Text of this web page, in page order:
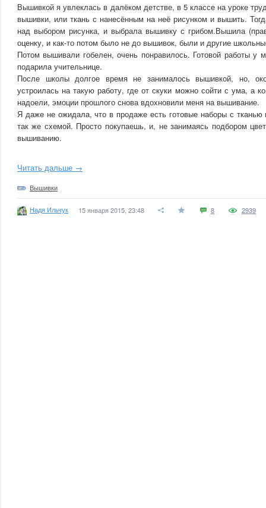
Вышивкой я увлеклась в далёком детстве, в 5 классе на уроке
вышивки, или ткань с нанесённым на неё рисунком и вышить.
над выбором рисунка, и выбрала вышивку с грибом.Вышила
оценку, и как-то потом было не до вышивок, были и другие
Потом вышивали гобелен, очень понравилось. Готовой работы у
подарила учительнице.
После школы долгое время не занималось вышивкой, но,
устроилась на такую работу, где от скуки можно сойти с ума, а
надоели, эмоции прошлого снова вдохновили меня на вышивание.
Я даже не ожидала, что в продаже есть готовые наборы с
так же схемой. Просто покупаешь, и, не занимаясь подбором
вышиванию.
Читать дальше →
Вышивки
Надя Ильчук 15 января 2015, 23:48 8 2939